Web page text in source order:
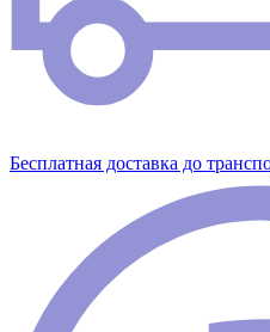
Бесплатная доставка до